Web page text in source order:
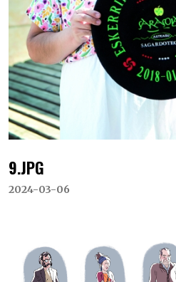
9.JPG
2024-03-06